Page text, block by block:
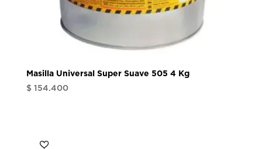
Masilla Universal Super Suave 505 4 Kg
$ 154.400